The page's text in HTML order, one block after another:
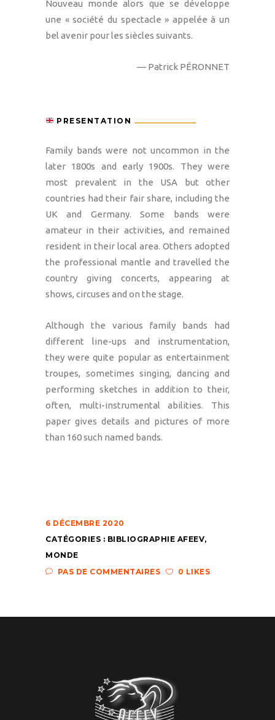
Nouveau monde alors que se développe
une « société du spectacle » appelée à un
bel avenir pour les siècles suivants.
— Patrick PÉRONNET
PRESENTATION
Family bands were not uncommon in the
later 1800s and early 1900s. They were
most prevalent in the USA but other
countries had their fair share, including the
UK and Germany. Some bands were
amateur in their activities, and remained
resident in their local area. Others adopted
the professional mantle and travelled the
country giving concerts, appearing at
shows, circuses and on the stage.
Although the various family bands had
different line-ups and instrumentation,
they were quite popular as entertainment
troupes, sometimes singing, dancing and
performing sketches in addition to their,
often, multi-instrumental abilities. This
paper gives details and pictures of more
than 160 such named bands.
6 DÉCEMBRE 2020
CATÉGORIES : BIBLIOGRAPHIE AFEEV,
MONDE
PAS DE COMMENTAIRES
0 LIKES